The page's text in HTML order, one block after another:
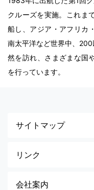
クルーズを実施。これま
船し、アジア・アフリカ
南太平洋など世界中、
然を訪れ、さまざまな国
を行っています。
サイトマップ
リンク
会社案内